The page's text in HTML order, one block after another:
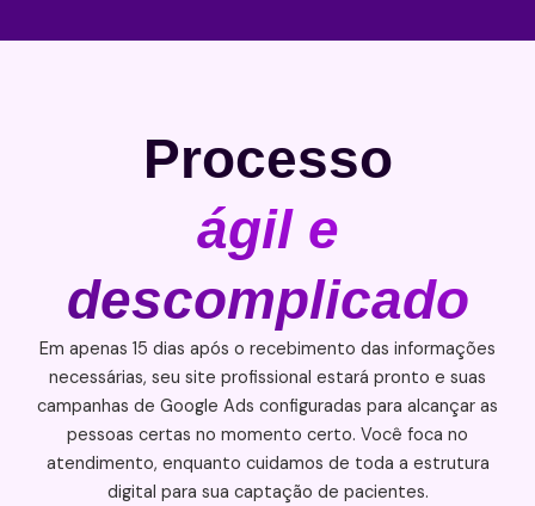
Processo
ágil e
descomplicado
Em apenas 15 dias após o recebimento das informações
necessárias, seu site profissional estará pronto e suas
campanhas de Google Ads configuradas para alcançar as
pessoas certas no momento certo. Você foca no
atendimento, enquanto cuidamos de toda a estrutura
digital para sua captação de pacientes.